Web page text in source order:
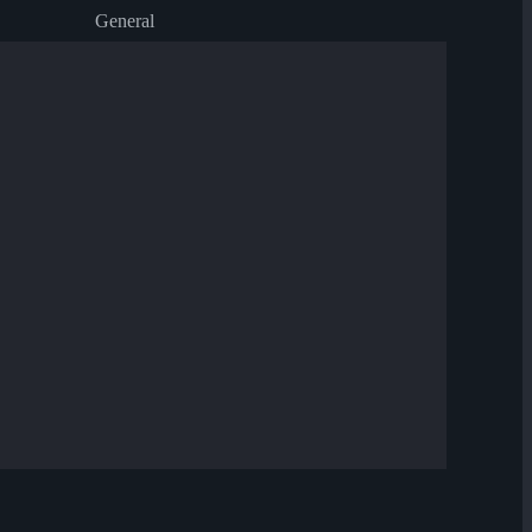
General